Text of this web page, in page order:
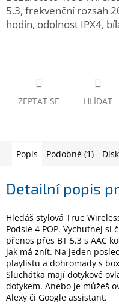
a
tablety
Dílna
spotřebiče
Počítače
a
Elektronika
Domácnost
%
5.3, frekvenční rozsah
hodin, odolnost IPX4,
ZEPTAT SE HLÍDAT
Popis Podobné (1)
Detailní popis
Hledáš stylová True
Podsie 4 POP. Vychutnej si
přenos přes BT 5.3 s AAC
jak má znít. Na jeden
playlistu a dohromady s
Sluchátka mají dotykové
dotykem. Anebo je můžeš
Alexy či Google assistant.